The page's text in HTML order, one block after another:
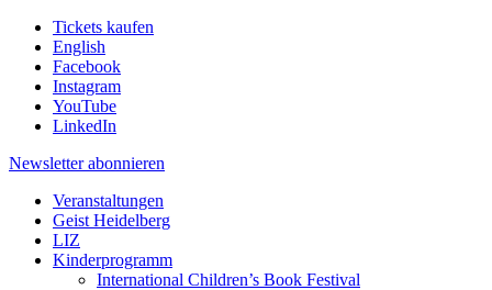
Tickets kaufen
English
Facebook
Instagram
YouTube
LinkedIn
Newsletter abonnieren
Veranstaltungen
Geist Heidelberg
LIZ
Kinderprogramm
International Children’s Book Festival